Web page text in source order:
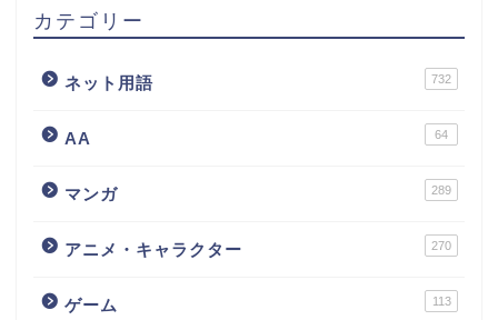
カテゴリー
ネット用語 732
AA 64
マンガ 289
アニメ・キャラクター 270
ゲーム 113